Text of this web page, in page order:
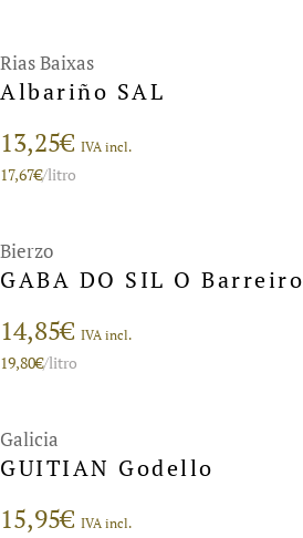
Rias Baixas
Albariño SAL
13,25€ IVA incl.
17,67€/litro
Bierzo
GABA DO SIL O Barreiro
14,85€ IVA incl.
19,80€/litro
Galicia
GUITIAN Godello
15,95€ IVA incl.